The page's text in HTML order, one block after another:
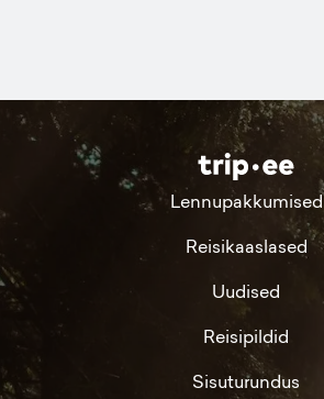
Lennupakkumised
Reisikaaslased
Uudised
Reisipildid
Sisuturundus